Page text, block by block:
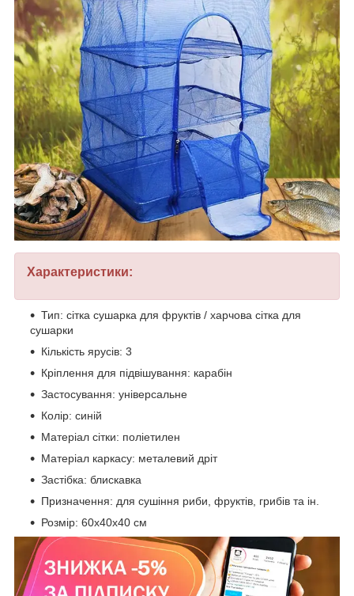
Характеристики:
Тип: сітка сушарка для фруктів / харчова сітка для
сушарки
Кількість ярусів: 3
Кріплення для підвішування: карабін
Застосування: універсальне
Колір: синій
Матеріал сітки: поліетилен
Матеріал каркасу: металевий дріт
Застібка: блискавка
Призначення: для сушіння риби, фруктів, грибів та ін.
Розмір: 60х40х40 см